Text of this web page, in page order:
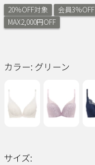
20％OFF対象
会員3%OFF
MAX2,000円OFF
カラー: グリーン
サイズ: